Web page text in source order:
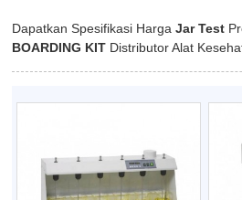
Dapatkan Spesifikasi HargaJar Test
BOARDING KIT Distributor Alat